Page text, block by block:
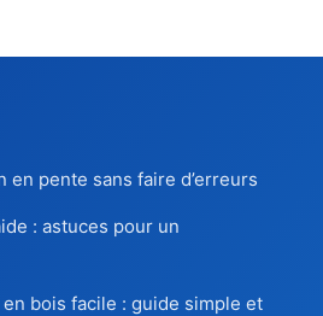
en pente sans faire d’erreurs
: astuces pour un
bois facile : guide simple et